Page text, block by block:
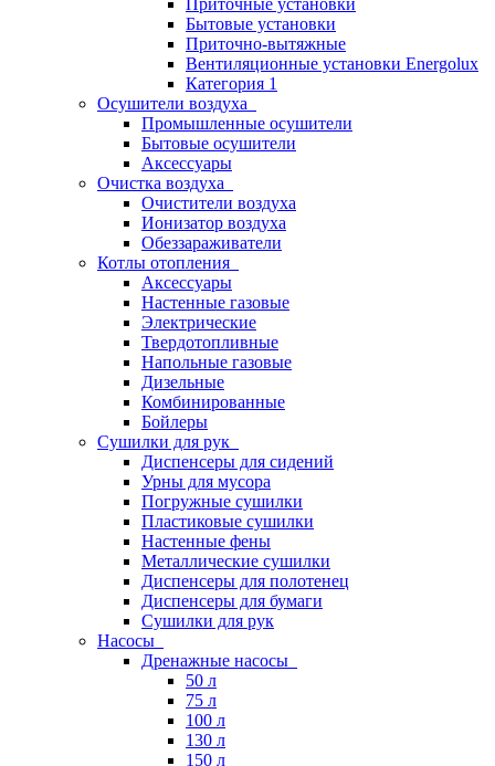
Приточные установки
Бытовые установки
Приточно-вытяжные
Вентиляционные установки Energolux
Категория 1
Осушители воздуха
Промышленные осушители
Бытовые осушители
Аксессуары
Очистка воздуха
Очистители воздуха
Ионизатор воздуха
Обеззараживатели
Котлы отопления
Аксессуары
Настенные газовые
Электрические
Твердотопливные
Напольные газовые
Дизельные
Комбинированные
Бойлеры
Сушилки для рук
Диспенсеры для сидений
Урны для мусора
Погружные сушилки
Пластиковые сушилки
Настенные фены
Металлические сушилки
Диспенсеры для полотенец
Диспенсеры для бумаги
Сушилки для рук
Насосы
Дренажные насосы
50 л
75 л
100 л
130 л
150 л